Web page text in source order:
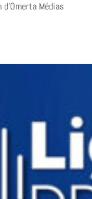
Omerta Médias